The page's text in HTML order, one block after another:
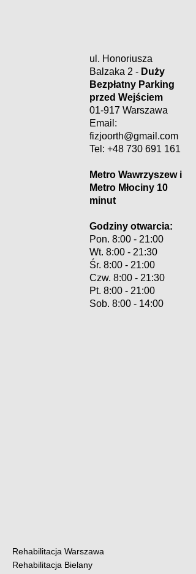
ul. Honoriusza
Balzaka 2 - Duży
Bezpłatny Parking
przed Wejściem
01-917 Warszawa
Email:
fizjoorth@gmail.com
Tel: +48 730 691 161
Metro Wawrzyszew i
Metro Młociny 10
minut
Godziny otwarcia:
Pon. 8:00 - 21:00
​​Wt. 8:00 - 21:30
Śr. 8:00 - 21:00​
Czw. 8:00 - 21:30
Pt. 8:00 - 21:00
Sob. 8:00 - 14:00
Rehabilitacja Warszawa
Rehabilitacja Bielany